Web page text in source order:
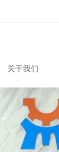
关于我们